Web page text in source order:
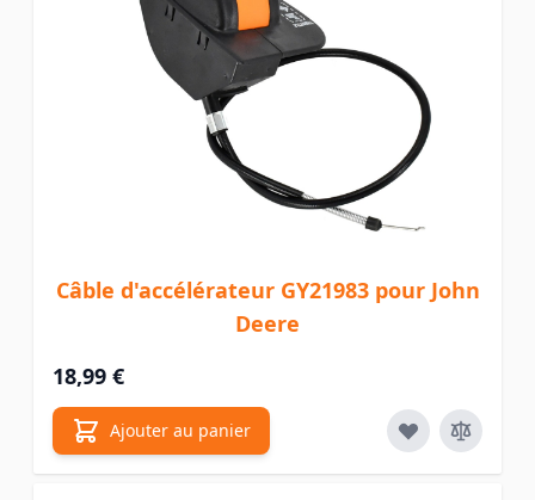
Câble d'accélérateur GY21983 pour John
Deere
18,99 €
Ajouter au panier